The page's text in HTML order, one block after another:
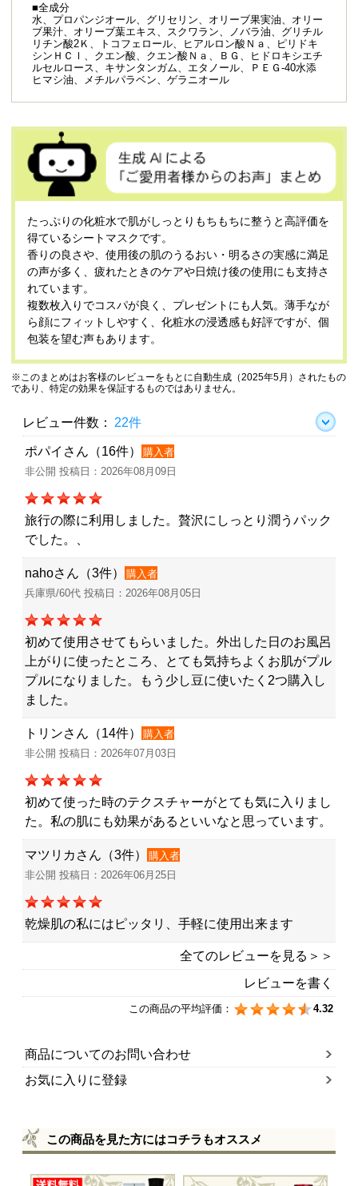
■全成分
水、プロパンジオール、グリセリン、オリーブ果実油、オリー
ブ果汁、オリーブ葉エキス、スクワラン、ノバラ油、グリチル
リチン酸2Ｋ、トコフェロール、ヒアルロン酸Ｎａ、ピリドキ
シンＨＣｌ、クエン酸、クエン酸Ｎａ、ＢＧ、ヒドロキシエチ
ルセルロース、キサンタンガム、エタノール、ＰＥＧ-40水添
ヒマシ油、メチルパラベン、ゲラニオール
たっぷりの化粧水で肌がしっとりもちもちに整うと高評価を
得ているシートマスクです。
香りの良さや、使用後の肌のうるおい・明るさの実感に満足
の声が多く、疲れたときのケアや日焼け後の使用にも支持さ
れています。
複数枚入りでコスパが良く、プレゼントにも人気。薄手なが
ら顔にフィットしやすく、化粧水の浸透感も好評ですが、個
包装を望む声もあります。
※このまとめはお客様のレビューをもとに自動生成（2025年5月）されたもの
であり、特定の効果を保証するものではありません。
レビュー件数： 22件
ポパイさん（16件）
購入者
非公開 投稿日：2026年08月09日
旅行の際に利用しました。贅沢にしっとり潤うパック
でした。、
nahoさん（3件）
購入者
兵庫県/60代 投稿日：2026年08月05日
初めて使用させてもらいました。外出した日のお風呂
上がりに使ったところ、とても気持ちよくお肌がプル
プルになりました。もう少し豆に使いたく2つ購入し
ました。
トリンさん（14件）
購入者
非公開 投稿日：2026年07月03日
初めて使った時のテクスチャーがとても気に入りまし
た。私の肌にも効果があるといいなと思っています。
マツリカさん（3件）
購入者
非公開 投稿日：2026年06月25日
乾燥肌の私にはピッタリ、手軽に使用出来ます
全てのレビューを見る＞＞
レビューを書く
この商品の平均評価： 4.32
商品についてのお問い合わせ
お気に入りに登録
この商品を見た方にはコチラもオススメ